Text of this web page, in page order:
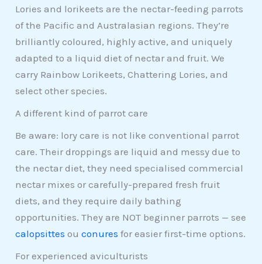
Lories and lorikeets are the nectar-feeding parrots
of the Pacific and Australasian regions. They’re
brilliantly coloured, highly active, and uniquely
adapted to a liquid diet of nectar and fruit. We
carry Rainbow Lorikeets, Chattering Lories, and
select other species.
A different kind of parrot care
Be aware: lory care is not like conventional parrot
care. Their droppings are liquid and messy due to
the nectar diet, they need specialised commercial
nectar mixes or carefully-prepared fresh fruit
diets, and they require daily bathing
opportunities. They are NOT beginner parrots — see
calopsittes ouconures for easier first-time options.
For experienced aviculturists